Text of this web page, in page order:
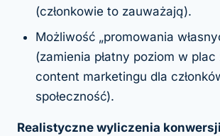
(członkowie to zauważają).
Możliwość „promowania
(zamienia płatny poziom w
content marketingu dla
społeczność).
Realistyczne wyliczenia